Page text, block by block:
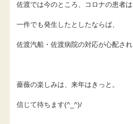
佐渡では今のところ、コロナの患者は
一件でも発生したとしたならば、
佐渡汽船・佐渡病院の対応が心配され
薔薇の楽しみは、来年はきっと。
信じて待ちます(^_^)/